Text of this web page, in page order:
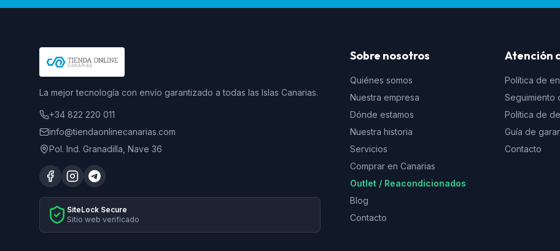
La mejor tecnología con envío garantizado a todas las Islas Canarias.
+34 822 220 011
info@tiendaonlinecanarias.com
Pol. Ind. Granadilla, Nave 36
SiteLock Secure
Sitio web verificado
Sobre nosotros
Quiénes somos
Nuestra empresa
Dónde estamos
Nuestra historia
Servicios
Comprar en Canarias
Outlet / Reacondicionados
Blog
Contacto
Atención
Política de
Seguimiento
Política de
Guía de
Contacto